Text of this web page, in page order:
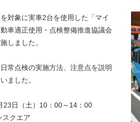
対象に実車2台を使用した「マイ
車適正使用・点検整備推進協議会
しました。
常点検の実施方法、注意点を説明
ました。
日（土）10：00～14：00
クエア